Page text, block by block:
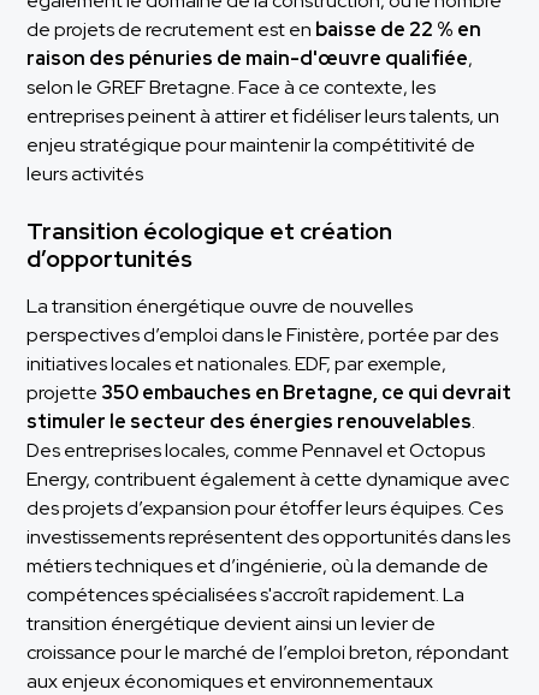
de projets de recrutement est en baisse de 22 % en
raison des pénuries de main-d'œuvre qualifiée,
selon le GREF Bretagne. Face à ce contexte, les
entreprises peinent à attirer et fidéliser leurs talents, un
enjeu stratégique pour maintenir la compétitivité de
leurs activités​
Transition écologique et création
d’opportunités
La transition énergétique ouvre de nouvelles
perspectives d’emploi dans le Finistère, portée par des
initiatives locales et nationales. EDF, par exemple,
projette 350 embauches en Bretagne, ce qui devrait
stimuler le secteur des énergies renouvelables.
Des entreprises locales, comme Pennavel et Octopus
Energy, contribuent également à cette dynamique avec
des projets d’expansion pour étoffer leurs équipes. Ces
investissements représentent des opportunités dans les
métiers techniques et d’ingénierie, où la demande de
compétences spécialisées s'accroît rapidement. La
transition énergétique devient ainsi un levier de
croissance pour le marché de l’emploi breton, répondant
aux enjeux économiques et environnementaux